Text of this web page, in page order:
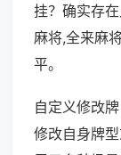
挂？确实存
麻将,全来麻
平。
自定义修改
修改自身牌